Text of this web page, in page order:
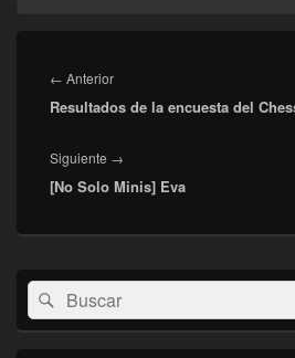
de
entradas
← AnteriorEntrada
anterior:
Resultados de la encuesta del
Siguiente →
siguiente:
[No Solo Minis] Eva
El
área
de
widget
Buscar
por:
Buscar